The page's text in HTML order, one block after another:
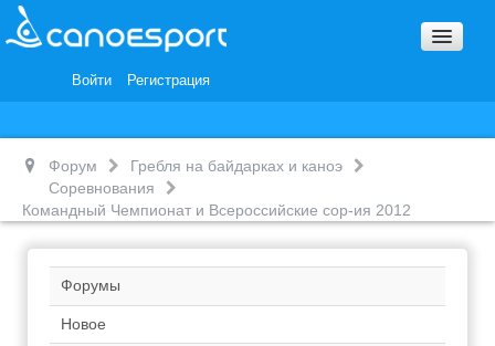
Войти Регистрация
Награды и Благодарности
Форум
Гребля на байдарках и каноэ
Соревнования
Командный Чемпионат и Всероссийские сор-ия 2012
Форумы
Новое